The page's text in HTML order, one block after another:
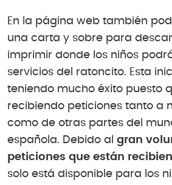
En la página web también
una carta y sobre para
imprimir donde los niños
servicios del ratoncito. Esta
teniendo mucho éxito puesto
recibiendo peticiones tanto a
como de otras partes del
española. Debido al gran
peticiones que están
solo está disponible para los